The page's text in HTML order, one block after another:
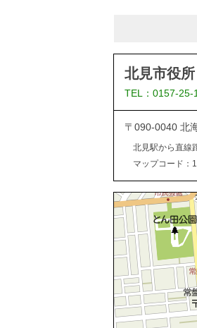
北見市役
TEL：0157-
〒090-0040 北
北見駅から直線
マップコード：